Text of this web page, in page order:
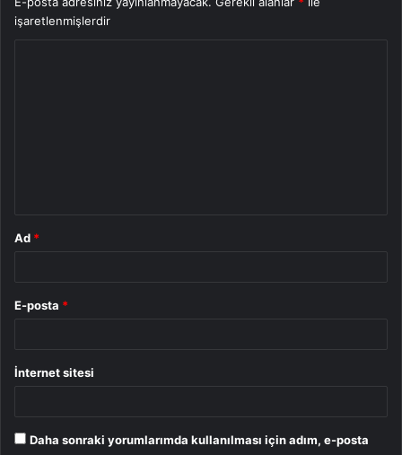
işaretlenmişlerdir
Ad *
E-posta *
İnternet sitesi
Daha sonraki yorumlarımda kullanılması için adım, e-posta